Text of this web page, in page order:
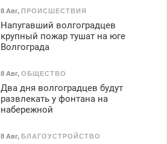
8 Авг, ПРОИСШЕСТВИЯ
Напугавший волгоградцев
крупный пожар тушат на юге
Волгограда
8 Авг, ОБЩЕСТВО
Два дня волгоградцев будут
развлекать у фонтана на
набережной
8 Авг, БЛАГОУСТРОЙСТВО